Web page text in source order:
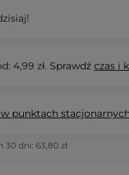
4,99 zł. Sprawdź czas i
punktach stacjonarnych
30 dni: 63,80 zł